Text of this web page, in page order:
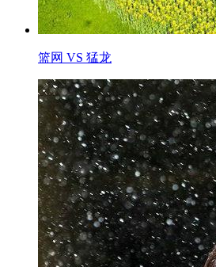
篮网 VS 猛龙